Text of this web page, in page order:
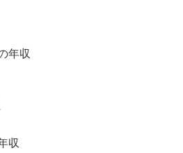
年収
収